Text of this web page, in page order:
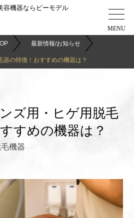
容機器ならビーモデル
最新情報/お知らせ
器の特徴！おすすめの機器は？
ンズ用・ヒゲ用脱毛
すめの機器は？
機器